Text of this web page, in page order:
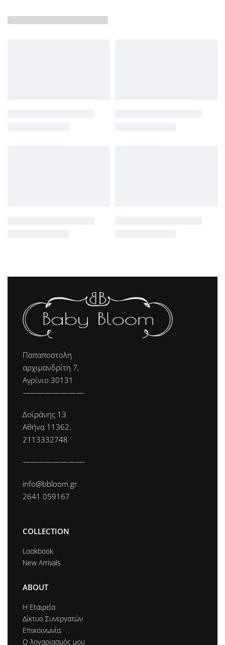
Παπαποστολη
αρχιμανδρίτη 7,
Αγρίνιο 30131
————————-
Δοϊράνης 13
Αθήνα 11362.
2113332748
————————-
info@bbloom.gr
2641 059167
COLLECTION
Lookbook
New Arrivals
ABOUT
Η Εtαιρεία
Δίκτυο Συνεργατών
Επικοινωνία
Ο λογαριασμός μου